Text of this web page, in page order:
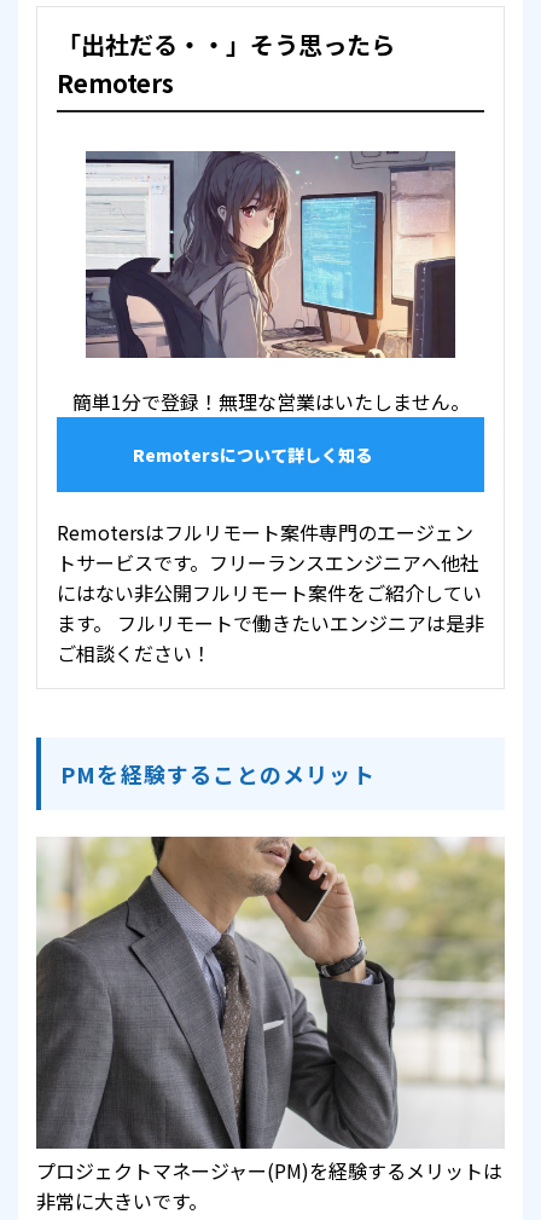
「出社だる・・」そう思ったら
Remoters
簡単1分で登録！無理な営業はいたしません。
Remotersについて詳しく知る
Remotersはフルリモート案件専門のエージェン
トサービスです。フリーランスエンジニアへ他社
にはない非公開フルリモート案件をご紹介してい
ます。 フルリモートで働きたいエンジニアは是非
ご相談ください！
PMを経験することのメリット
プロジェクトマネージャー(PM)を経験するメリットは
非常に大きいです。